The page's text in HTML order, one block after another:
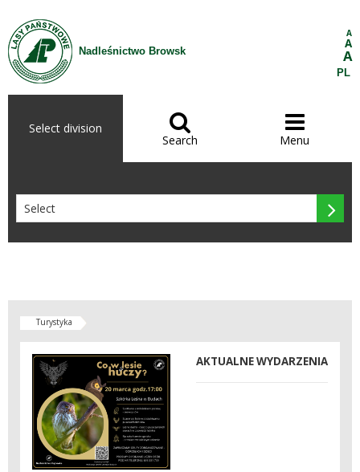
Skip to Content
Nadleśnictwo Browsk
A
A
A
PL
Select division 
Search

Menu

Turystyka
AKTUALNE WYDARZENIA